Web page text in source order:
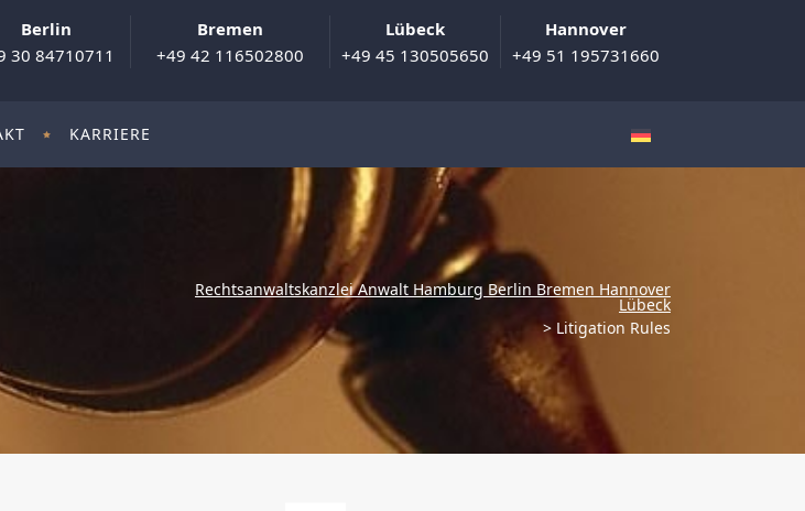
Berlin
30 84710711
Bremen
+49 42 116502800
Lübeck
+49 45 130505650
Hannover
+49 51 195731660
KARRIERE
Rechtsanwaltskanzlei Anwalt Hamburg Berlin Bremen Hannover
Lübeck
> Litigation Rules